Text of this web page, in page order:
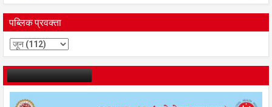
पब्लिक प्रवक्ता